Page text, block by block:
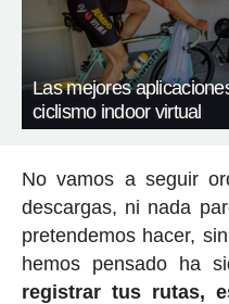
Las mejores
ciclismo indoor virtual
No vamos a seguir
descargas, ni nada
pretendemos hacer,
hemos pensado ha
registrar tus rutas,